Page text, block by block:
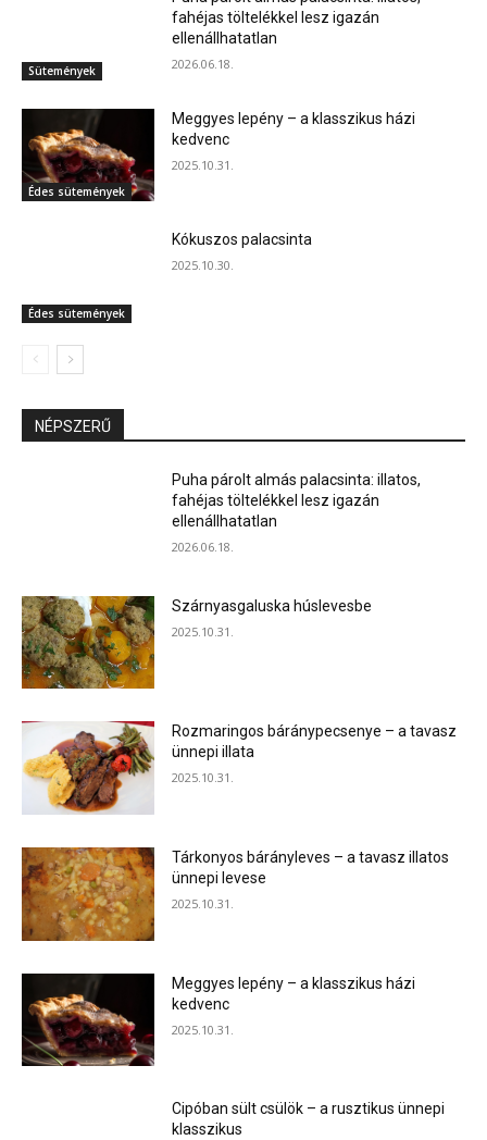
Sütemények
fahéjas töltelékkel lesz igazán
ellenállhatatlan
2026.06.18.
Édes sütemények
Meggyes lepény – a klasszikus házi
kedvenc
2025.10.31.
Édes sütemények
Kókuszos palacsinta
2025.10.30.
NÉPSZERŰ
Puha párolt almás palacsinta: illatos,
fahéjas töltelékkel lesz igazán
ellenállhatatlan
2026.06.18.
Szárnyasgaluska húslevesbe
2025.10.31.
Rozmaringos báránypecsenye – a tavasz
ünnepi illata
2025.10.31.
Tárkonyos bárányleves – a tavasz illatos
ünnepi levese
2025.10.31.
Meggyes lepény – a klasszikus házi
kedvenc
2025.10.31.
Cipóban sült csülök – a rusztikus ünnepi
klasszikus